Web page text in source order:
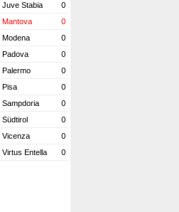
Juve Stabia
0
Mantova
0
Modena
0
Padova
0
Palermo
0
Pisa
0
Sampdoria
0
Südtirol
0
Vicenza
0
Virtus Entella
0